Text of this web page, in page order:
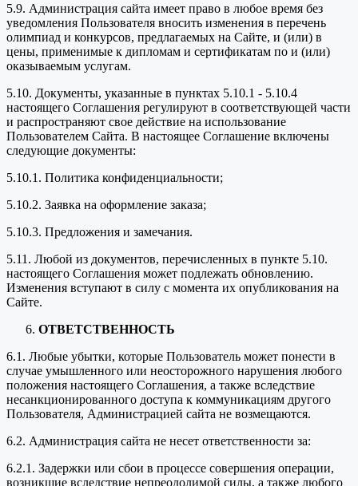
5.9. Администрация сайта имеет право в любое время без
уведомления Пользователя вносить изменения в перечень
олимпиад и конкурсов, предлагаемых на Сайте, и (или) в
цены, применимые к дипломам и сертификатам по и (или)
оказываемым услугам.
5.10. Документы, указанные в пунктах 5.10.1 - 5.10.4
настоящего Соглашения регулируют в соответствующей части
и распространяют свое действие на использование
Пользователем Сайта. В настоящее Соглашение включены
следующие документы:
5.10.1. Политика конфиденциальности;
5.10.2. Заявка на оформление заказа;
5.10.3. Предложения и замечания.
5.11. Любой из документов, перечисленных в пункте 5.10.
настоящего Соглашения может подлежать обновлению.
Изменения вступают в силу с момента их опубликования на
Сайте.
ОТВЕТСТВЕННОСТЬ
6.1. Любые убытки, которые Пользователь может понести в
случае умышленного или неосторожного нарушения любого
положения настоящего Соглашения, а также вследствие
несанкционированного доступа к коммуникациям другого
Пользователя, Администрацией сайта не возмещаются.
6.2. Администрация сайта не несет ответственности за:
6.2.1. Задержки или сбои в процессе совершения операции,
возникшие вследствие непреодолимой силы, а также любого